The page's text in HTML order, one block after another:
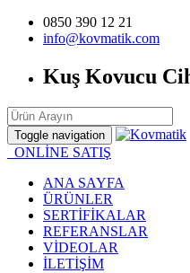
0850 390 12 21
info@kovmatik.com
Kuş Kovucu
Toggle navigation
ONLİNE SATIŞ
ANA SAYFA
ÜRÜNLER
SERTİFİKALAR
REFERANSLAR
VİDEOLAR
İLETİŞİM